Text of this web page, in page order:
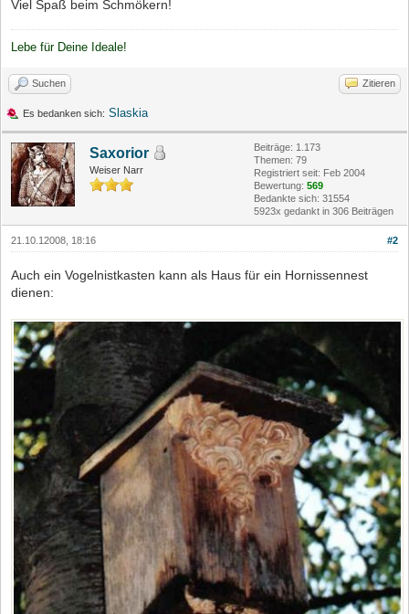
Viel Spaß beim Schmökern!
Lebe für Deine Ideale!
Suchen Zitieren
Es bedanken sich: Slaskia
Saxorior
Weiser Narr
Beiträge: 1.173
Themen: 79
Registriert seit: Feb 2004
Bewertung: 569
Bedankte sich: 31554
5923x gedankt in 306 Beiträgen
#2
21.10.12008, 18:16
Auch ein Vogelnistkasten kann als Haus für ein Hornissennest
dienen: